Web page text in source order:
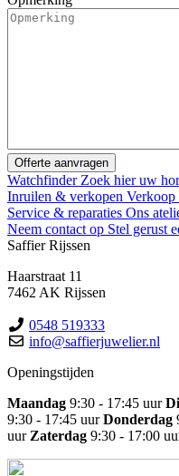
Watchfinder Zoek hier uw
Inruilen & verkopen Verkoop
Service & reparaties Ons
Neem contact op Stel gerust
Saffier Rijssen
Haarstraat 11
7462 AK Rijssen
0548 519333
info@saffierjuwelier.nl
Openingstijden
Maandag 9:30 - 17:45 uur
9:30 - 17:45 uur Donderdag
uur Zaterdag 9:30 - 17:00